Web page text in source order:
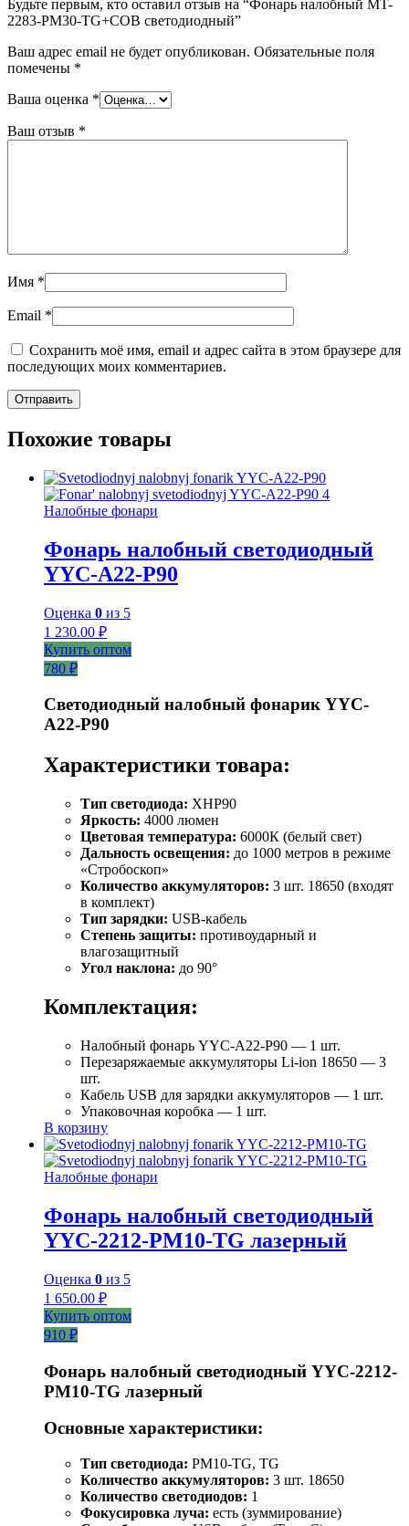
Будьте первым, кто оставил отзыв на “Фонарь налобный MT-
2283-PM30-TG+COB светодиодный”
Ваш адрес email не будет опубликован. Обязательные поля
помечены *
Ваша оценка *
Ваш отзыв *
Имя *
Email *
Сохранить моё имя, email и адрес сайта в этом браузере для
последующих моих комментариев.
Похожие товары
Налобные фонари
Фонарь налобный светодиодный
YYC-A22-P90
Оценка 0 из 5
1 230.00 ₽
Купить оптом
780 ₽
Светодиодный налобный фонарик YYC-
A22-P90
Характеристики товара:
Тип светодиода: XHP90
Яркость: 4000 люмен
Цветовая температура: 6000К (белый свет)
Дальность освещения: до 1000 метров в режиме
«Стробоскоп»
Количество аккумуляторов: 3 шт. 18650 (входят
в комплект)
Тип зарядки: USB-кабель
Степень защиты: противоударный и
влагозащитный
Угол наклона: до 90°
Комплектация:
Налобный фонарь YYC-A22-P90 — 1 шт.
Перезаряжаемые аккумуляторы Li-ion 18650 — 3
шт.
Кабель USB для зарядки аккумуляторов — 1 шт.
Упаковочная коробка — 1 шт.
В корзину
Налобные фонари
Фонарь налобный светодиодный
YYC-2212-PM10-TG лазерный
Оценка 0 из 5
1 650.00 ₽
Купить оптом
910 ₽
Фонарь налобный светодиодный YYC-2212-
PM10-TG лазерный
Основные характеристики:
Тип светодиода: PM10-TG, TG
Количество аккумуляторов: 3 шт. 18650
Количество светодиодов: 1
Фокусировка луча: есть (зуммирование)